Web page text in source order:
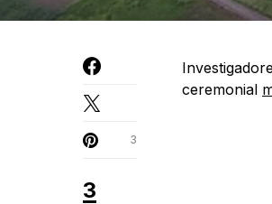
3
3
ceremonial